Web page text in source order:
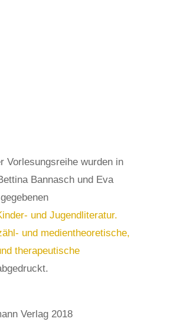
Vorlesungsreihe wurden in
Bannasch und Eva
und Jugendliteratur.
und medientheoretische,
therapeutische
Verlag 2018